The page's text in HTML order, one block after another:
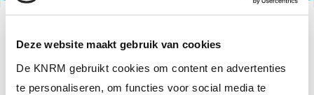
Deze website maakt gebruik van cookies
De KNRM gebruikt cookies om content en advertenties
te personaliseren, om functies voor social media te
OVER DE KNRM